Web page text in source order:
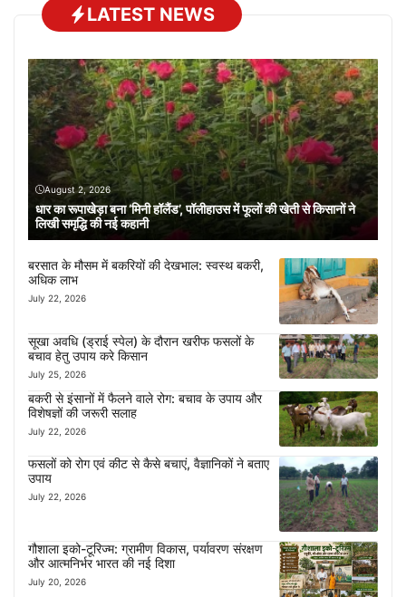
LATEST NEWS
August 2, 2026
धार का रूपाखेड़ा बना ‘मिनी हॉलैंड’, पॉलीहाउस में फूलों की खेती से किसानों ने
लिखी समृद्धि की नई कहानी
बरसात के मौसम में बकरियों की देखभाल: स्वस्थ बकरी,
अधिक लाभ
July 22, 2026
सूखा अवधि (ड्राई स्पेल) के दौरान खरीफ फसलों के
बचाव हेतु उपाय करे किसान
July 25, 2026
बकरी से इंसानों में फैलने वाले रोग: बचाव के उपाय और
विशेषज्ञों की जरूरी सलाह
July 22, 2026
फसलों को रोग एवं कीट से कैसे बचाएं, वैज्ञानिकों ने बताए
उपाय
July 22, 2026
गौशाला इको-टूरिज्म: ग्रामीण विकास, पर्यावरण संरक्षण
और आत्मनिर्भर भारत की नई दिशा
July 20, 2026